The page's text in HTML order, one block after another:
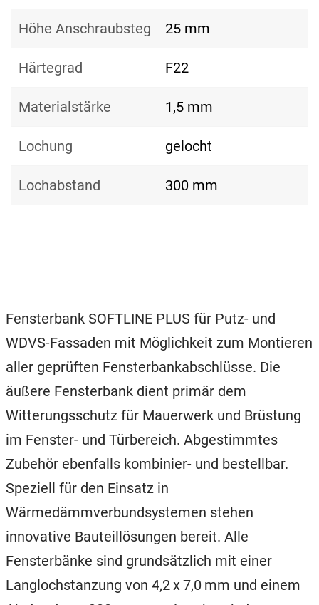
Höhe Anschraubsteg 25 mm
Härtegrad F22
Materialstärke 1,5 mm
Lochung gelocht
Lochabstand 300 mm
Fensterbank SOFTLINE PLUS für Putz- und
WDVS-Fassaden mit Möglichkeit zum Montieren
aller geprüften Fensterbankabschlüsse. Die
äußere Fensterbank dient primär dem
Witterungsschutz für Mauerwerk und Brüstung
im Fenster- und Türbereich. Abgestimmtes
Zubehör ebenfalls kombinier- und bestellbar.
Speziell für den Einsatz in
Wärmedämmverbundsystemen stehen
innovative Bauteillösungen bereit. Alle
Fensterbänke sind grundsätzlich mit einer
Langlochstanzung von 4,2 x 7,0 mm und einem